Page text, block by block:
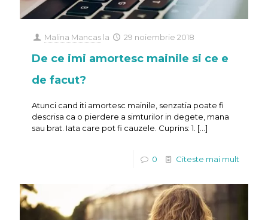
Malina Mancas la 29 noiembrie 2018
De ce imi amortesc mainile si ce e
de facut?
Atunci cand iti amortesc mainile, senzatia poate fi
descrisa ca o pierdere a simturilor in degete, mana
sau brat. Iata care pot fi cauzele. Cuprins: 1. […]
0 Citeste mai mult